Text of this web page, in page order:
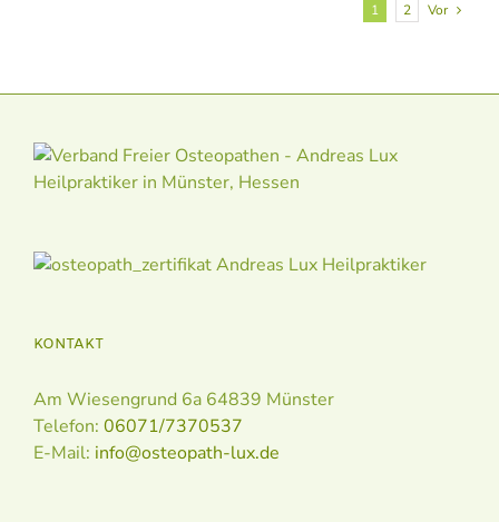
1 2 Vor
KONTAKT
Am Wiesengrund 6a 64839 Münster
Telefon: 06071/7370537
E-Mail: info@osteopath-lux.de